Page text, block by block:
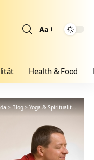
Aa
Health & Food
>Blog>Yoga & Spiritualität >